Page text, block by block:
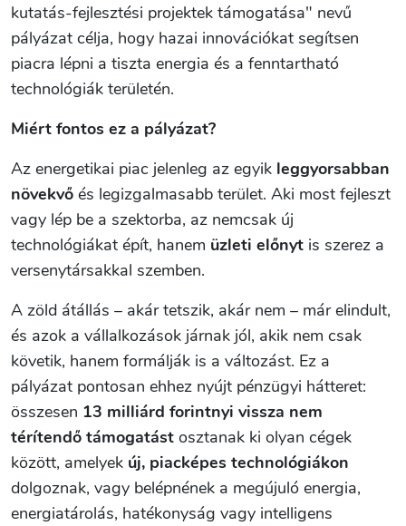
kutatás-fejlesztési projektek támogatása" nevű
pályázat célja, hogy hazai innovációkat segítsen
piacra lépni a tiszta energia és a fenntartható
technológiák területén.
Miért fontos ez a pályázat?
Az energetikai piac jelenleg az egyik leggyorsabban
növekvő és legizgalmasabb terület. Aki most fejleszt
vagy lép be a szektorba, az nemcsak új
technológiákat épít, hanem üzleti előnyt is szerez a
versenytársakkal szemben.
A zöld átállás – akár tetszik, akár nem – már elindult,
és azok a vállalkozások járnak jól, akik nem csak
követik, hanem formálják is a változást. Ez a
pályázat pontosan ehhez nyújt pénzügyi hátteret:
összesen 13 milliárd forintnyi vissza nem
térítendő támogatást osztanak ki olyan cégek
között, amelyek új, piacképes technológiákon
dolgoznak, vagy belépnének a megújuló energia,
energiatárolás, hatékonyság vagy intelligens